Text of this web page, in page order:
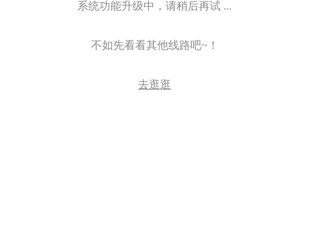
系统功能升级中，请稍后再试 ...
不如先看看其他线路吧~！
去逛逛